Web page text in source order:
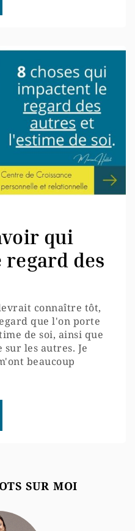
qui
des
connaître tôt,
que l'on porte
de soi, ainsi que
les autres. Je
beaucoup
SUR MOI